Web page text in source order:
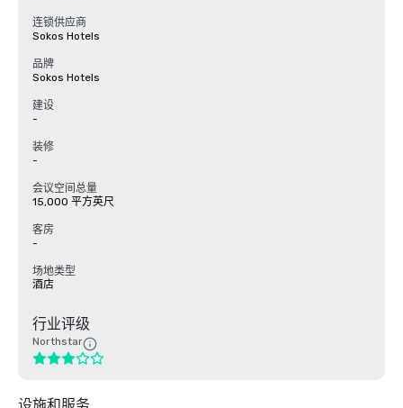
连锁供应商
Sokos Hotels
品牌
Sokos Hotels
建设
-
装修
-
会议空间总量
15,000 平方英尺
客房
-
场地类型
酒店
行业评级
Northstar